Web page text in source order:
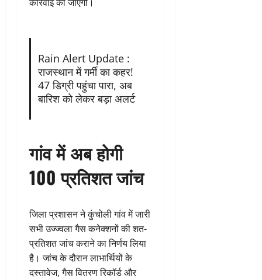
Rain Alert Update :
राजस्थान में गर्मी का कहर!
47 डिग्री पहुंचा पारा, अब
बारिश को लेकर बड़ा अलर्ट
गांव में अब होगी
100 प्रतिशत जांच
जिला प्रशासन ने कुंचोली गांव में जारी
सभी उज्ज्वला गैस कनेक्शनों की शत-
प्रतिशत जांच कराने का निर्णय लिया
है। जांच के दौरान लाभार्थियों के
दस्तावेज, गैस वितरण रिकॉर्ड और